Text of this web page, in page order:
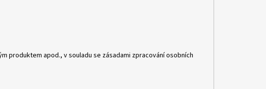
produktem apod., v souladu se zásadami zpracování osobních